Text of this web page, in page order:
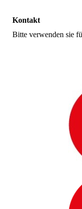
Kontakt
Bitte verwenden sie